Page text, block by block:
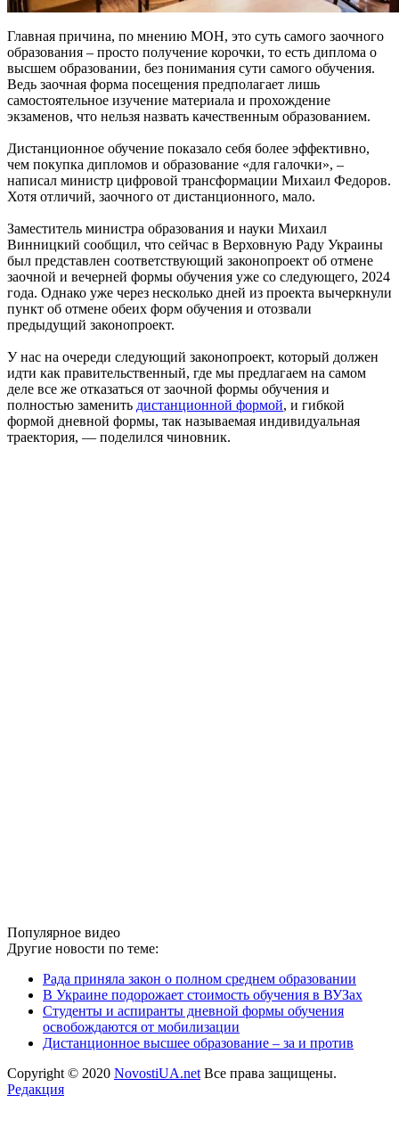
Главная причина, по мнению МОН, это суть самого заочного
образования – просто получение корочки, то есть диплома о
высшем образовании, без понимания сути самого обучения.
Ведь заочная форма посещения предполагает лишь
самостоятельное изучение материала и прохождение
экзаменов, что нельзя назвать качественным образованием.
Дистанционное обучение показало себя более эффективно,
чем покупка дипломов и образование «для галочки», –
написал министр цифровой трансформации Михаил Федоров.
Хотя отличий, заочного от дистанционного, мало.
Заместитель министра образования и науки Михаил
Винницкий сообщил, что сейчас в Верховную Раду Украины
был представлен соответствующий законопроект об отмене
заочной и вечерней формы обучения уже со следующего, 2024
года. Однако уже через несколько дней из проекта вычеркнули
пункт об отмене обеих форм обучения и отозвали
предыдущий законопроект.
У нас на очереди следующий законопроект, который должен
идти как правительственный, где мы предлагаем на самом
деле все же отказаться от заочной формы обучения и
полностью заменить дистанционной формой, и гибкой
формой дневной формы, так называемая индивидуальная
траектория, — поделился чиновник.
Популярное видео
Другие новости по теме:
Рада приняла закон о полном среднем образовании
В Украине подорожает стоимость обучения в ВУЗах
Студенты и аспиранты дневной формы обучения
освобождаются от мобилизации
Дистанционное высшее образование – за и против
Copyright © 2020 NovostiUA.net Все права защищены.
Редакция